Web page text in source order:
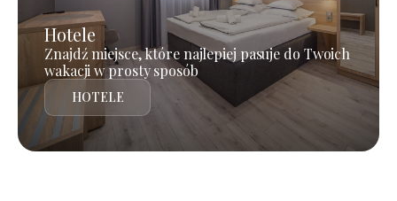
Hotele
Znajdź miejsce, które najlepiej pasuje do Twoich
wakacji w prosty sposób
HOTELE